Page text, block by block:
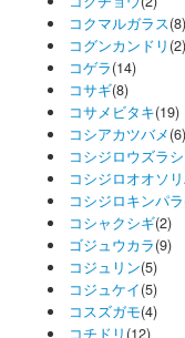
コクマルガラス(8)
コグンカンドリ (2)
コゲラ(14)
コサギ(8)
コサメビタキ(19)
コシアカツバメ(6)
コシジロウズラ
コシジロオオソ
コシジロキンパラ
コシャクシギ(2)
ゴジュウカラ(9)
コジュリン(5)
コジュケイ(5)
コスズガモ(4)
コチドリ (12)